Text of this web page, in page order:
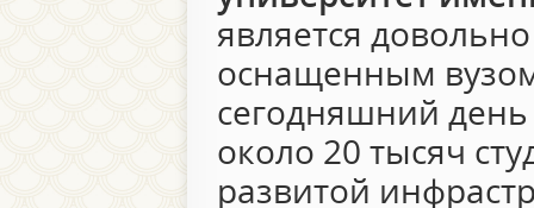
является
оснащенным
сегодняшний день
около 20 тысяч
развитой